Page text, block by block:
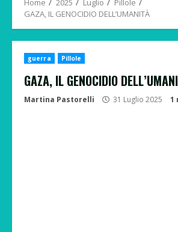
Home 2025 Luglio
Pillole
GAZA, IL GENOCIDIO DELL’UMANITÀ
guerra Pillole
GAZA, IL GENOCIDIO
Martina Pastorelli 31 Luglio 2025 1